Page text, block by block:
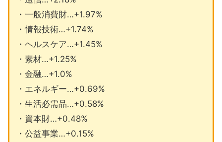
・一般消費財…+1.97%
・情報技術…+1.74%
・ヘルスケア…+1.45%
・素材…+1.25%
・金融…+1.0%
・エネルギー…+0.69%
・生活必需品…+0.58%
・資本財…+0.48%
・公益事業…+0.15%